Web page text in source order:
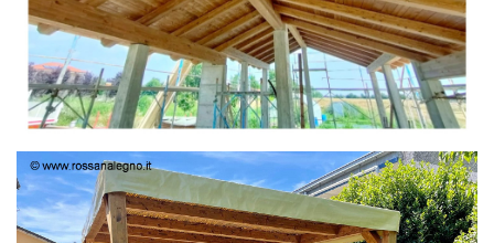
TETTO IN ABETE LAMELLARE PRETAGLIATO